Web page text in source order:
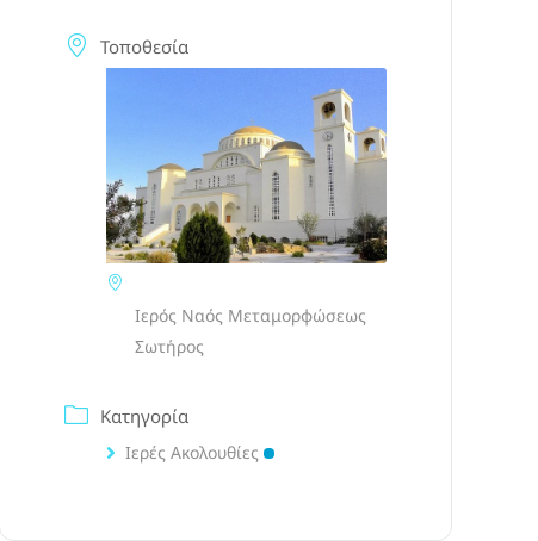
Τοποθεσία
Ιερός Ναός Μεταμορφώσεως
Σωτήρος
Κατηγορία
Ιερές Ακολουθίες